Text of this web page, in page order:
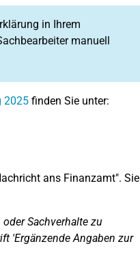
in Ihrem
manuell
2025 finden Sie unter:
ans Finanzamt". Sie
Sachverhalte zu
'Ergänzende Angaben zur